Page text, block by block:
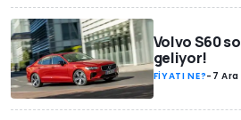
Volvo S60
geliyor!
FİYATI NE?- 7